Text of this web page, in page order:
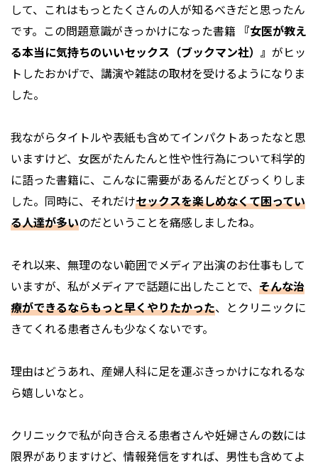
して、これはもっとたくさんの人が知るべきだと思ったん
です。この問題意識がきっかけになった書籍 『女医が教え
る本当に気持ちのいいセックス（ブックマン社）』 がヒッ
トしたおかげで、講演や雑誌の取材を受けるようになりま
した。
我ながらタイトルや表紙も含めてインパクトあったなと思
いますけど、女医がたんたんと性や性行為について科学的
に語った書籍に、こんなに需要があるんだとびっくりしま
した。同時に、それだけセックスを楽しめなくて困ってい
る人達が多いのだということを痛感しましたね。
それ以来、無理のない範囲でメディア出演のお仕事もして
いますが、私がメディアで話題に出したことで、 そんな治
療ができるならもっと早くやりたかった、とクリニックに
きてくれる患者さんも少なくないです。
理由はどうあれ、産婦人科に足を運ぶきっかけになれるな
ら嬉しいなと。
クリニックで私が向き合える患者さんや妊婦さんの数には
限界がありますけど、情報発信をすれば、男性も含めてよ